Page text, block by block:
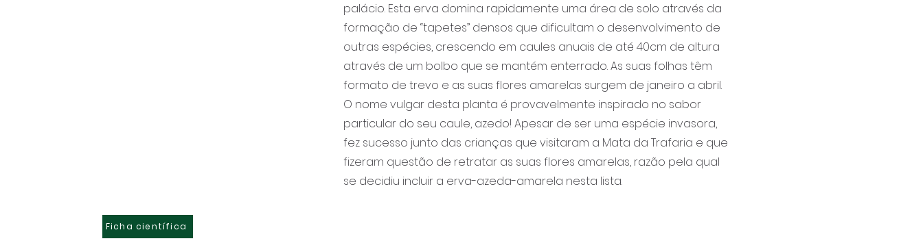
palácio. Esta erva domina rapidamente uma área de solo através da
formação de “tapetes” densos que dificultam o desenvolvimento de
outras espécies, crescendo em caules anuais de até 40cm de altura
através de um bolbo que se mantém enterrado. As suas folhas têm
formato de trevo e as suas flores amarelas surgem de janeiro a abril.
O nome vulgar desta planta é provavelmente inspirado no sabor
particular do seu caule, azedo! Apesar de ser uma espécie invasora,
fez sucesso junto das crianças que visitaram a Mata da Trafaria e que
fizeram questão de retratar as suas flores amarelas, razão pela qual
se decidiu incluir a erva-azeda-amarela nesta lista.
Ficha científica